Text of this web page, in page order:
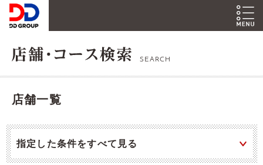
SEARCH
店舗一覧
指定した条件をすべて見る